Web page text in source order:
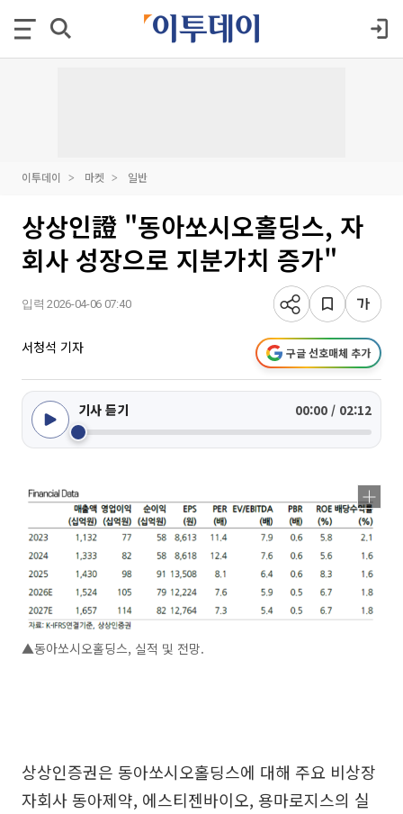
이투데이 마켓 일반
상상인證 "동아쏘시오홀딩스, 자
회사 성장으로 지분가치 증가"
입력 2026-04-06 07:40
서청석 기자 구글 선호매체 추가
기사 듣기 00:00 / 02:12
▲동아쏘시오홀딩스, 실적 및 전망.
상상인증권은 동아쏘시오홀딩스에 대해 주요 비상장
자회사 동아제약, 에스티젠바이오, 용마로지스의 실